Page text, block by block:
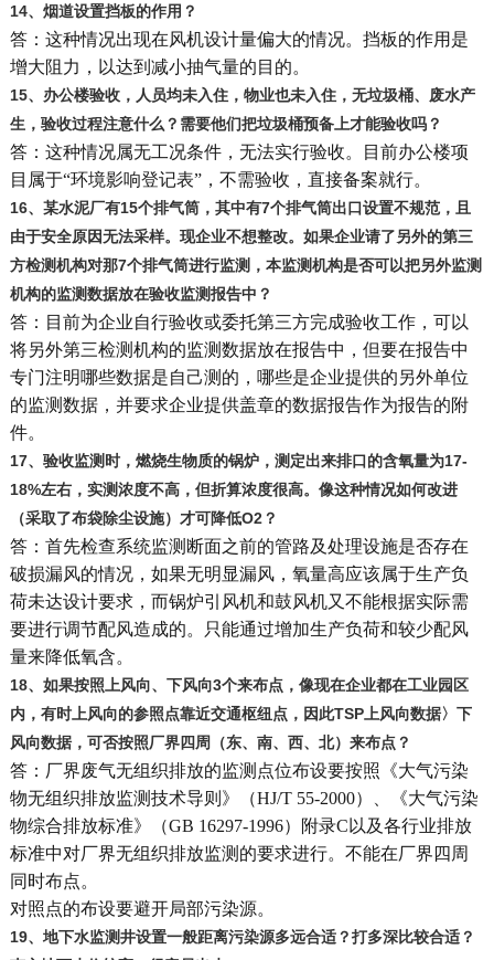
14、烟道设置挡板的作用？
答：这种情况出现在风机设计量偏大的情况。挡板的作用是
增大阻力，以达到减小抽气量的目的。
15、办公楼验收，人员均未入住，物业也未入住，无垃圾桶、废水产
生，验收过程注意什么？需要他们把垃圾桶预备上才能验收吗？
答：这种情况属无工况条件，无法实行验收。目前办公楼项
目属于“环境影响登记表”，不需验收，直接备案就行。
16、某水泥厂有15个排气筒，其中有7个排气筒出口设置不规范，且
由于安全原因无法采样。现企业不想整改。如果企业请了另外的第三
方检测机构对那7个排气筒进行监测，本监测机构是否可以把另外监测
机构的监测数据放在验收监测报告中？
答：目前为企业自行验收或委托第三方完成验收工作，可以
将另外第三检测机构的监测数据放在报告中，但要在报告中
专门注明哪些数据是自己测的，哪些是企业提供的另外单位
的监测数据，并要求企业提供盖章的数据报告作为报告的附
件。
17、验收监测时，燃烧生物质的锅炉，测定出来排口的含氧量为17-
18%左右，实测浓度不高，但折算浓度很高。像这种情况如何改进
（采取了布袋除尘设施）才可降低O2？
答：首先检查系统监测断面之前的管路及处理设施是否存在
破损漏风的情况，如果无明显漏风，氧量高应该属于生产负
荷未达设计要求，而锅炉引风机和鼓风机又不能根据实际需
要进行调节配风造成的。只能通过增加生产负荷和较少配风
量来降低氧含。
18、如果按照上风向、下风向3个来布点，像现在企业都在工业园区
内，有时上风向的参照点靠近交通枢纽点，因此TSP上风向数据〉下
风向数据，可否按照厂界四周（东、南、西、北）来布点？
答：厂界废气无组织排放的监测点位布设要按照《大气污染
物无组织排放监测技术导则》（HJ/T 55-2000）、《大气污染
物综合排放标准》（GB 16297-1996）附录C以及各行业排放
标准中对厂界无组织排放监测的要求进行。不能在厂界四周
同时布点。
对照点的布设要避开局部污染源。
19、地下水监测井设置一般距离污染源多远合适？打多深比较合适？